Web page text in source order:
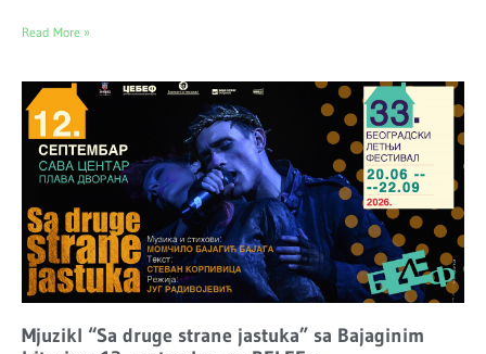
Read More »
Mjuzikl “Sa druge strane jastuka” sa Bajaginim